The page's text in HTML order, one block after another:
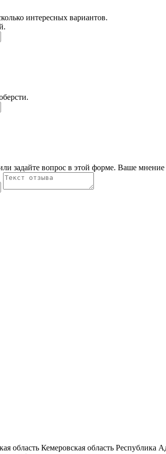
интересных вариантов.
задайте вопрос в этой форме. Ваше
область Кемеровская область Республика